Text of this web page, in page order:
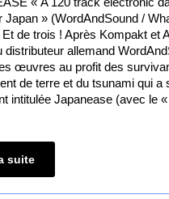
Japan » (WordAndSound /
de trois ! Après Kompakt et
distributeur allemand
œuvres au profit des
de terre et du tsunami qui a
intitulée Japanease (avec le
suite